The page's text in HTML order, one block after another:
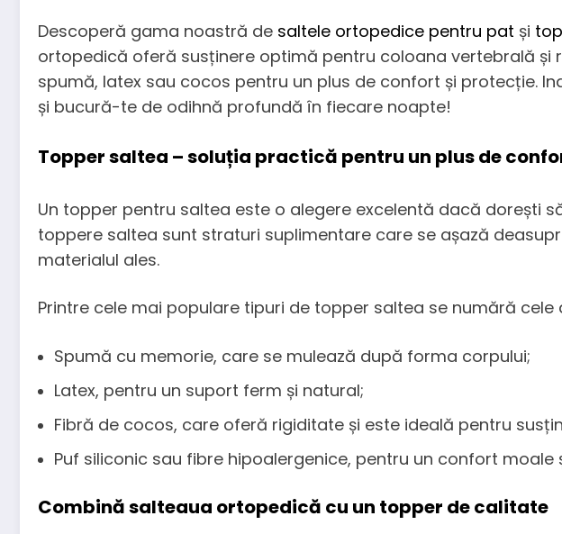
Descoperă gama noastră de saltele ortopedice pentru pat și
ortopedică oferă susținere optimă pentru coloana vertebrală și
spumă, latex sau cocos pentru un plus de confort și protecție.
și bucură-te de odihnă profundă în fiecare noapte!
Topper saltea – soluția practică pentru un plus de
Un topper pentru saltea este o alegere excelentă dacă dorești
toppere saltea sunt straturi suplimentare care se așază
materialul ales.
Printre cele mai populare tipuri de topper saltea se numără cele
Spumă cu memorie, care se mulează după forma corpului;
Latex, pentru un suport ferm și natural;
Fibră de cocos, care oferă rigiditate și este ideală pentru
Puf siliconic sau fibre hipoalergenice, pentru un confort moale
Combină salteaua ortopedică cu un topper de calitate